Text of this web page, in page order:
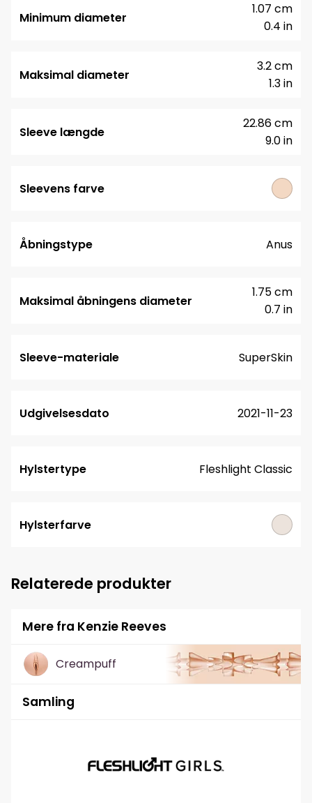
Minimum diameter
0.4 in
1.07 cm
Maksimal diameter
1.3 in
3.2 cm
Sleeve længde
9.0 in
22.86 cm
Sleevens farve
Åbningstype Anus
Maksimal åbningens diameter
0.7 in
1.75 cm
Sleeve-materiale SuperSkin
Udgivelsesdato 2021-11-23
Hylstertype Fleshlight Classic
Hylsterfarve
Relaterede produkter
Mere fra Kenzie Reeves
Creampuff
Samling